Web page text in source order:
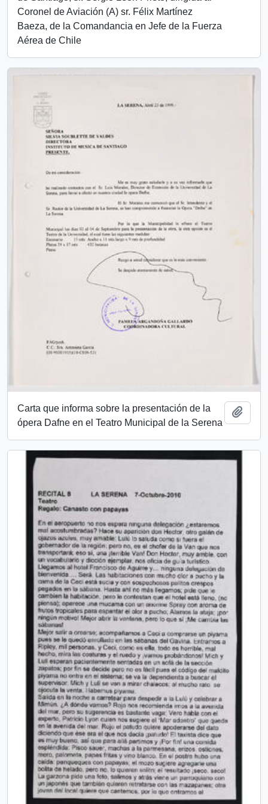
Coronel de Aviación (A) sr. Félix Martínez
Baeza, de la Comandancia en Jefe de la Fuerza
Aérea de Chile
Carta que informa sobre la presentación de la
ópera Dafne en el Teatro Municipal de la Serena